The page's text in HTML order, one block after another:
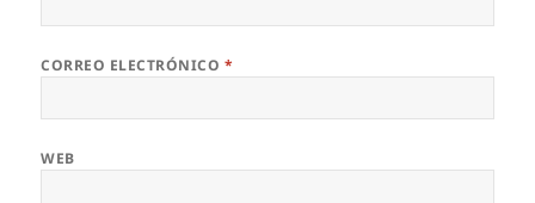
CORREO ELECTRÓNICO *
WEB